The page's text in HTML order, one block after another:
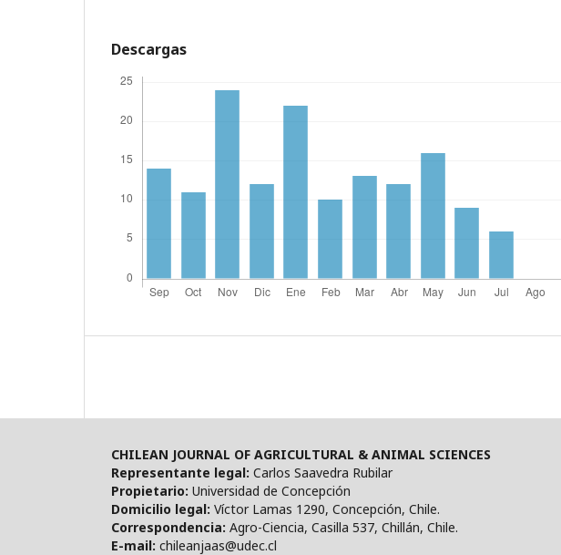
Descargas
CHILEAN JOURNAL OF AGRICULTURAL & ANIMAL SCIENCES
Representante legal: Carlos Saavedra Rubilar
Propietario: Universidad de Concepción
Domicilio legal: Víctor Lamas 1290, Concepción, Chile.
Correspondencia: Agro-Ciencia, Casilla 537, Chillán, Chile.
E-mail: chileanjaas@udec.cl